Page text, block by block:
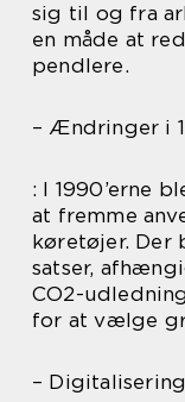
sig til og fra
en måde at
pendlere.
– Ændringer i
: I 1990’erne
at fremme
køretøjer.
satser,
CO2-
for at vælge
–